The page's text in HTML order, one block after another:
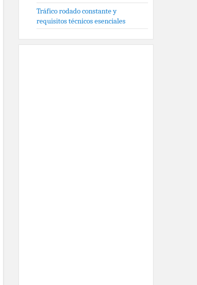
Tráfico rodado constante y
requisitos técnicos esenciales